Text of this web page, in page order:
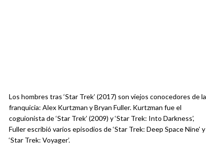
Los hombres tras ‘Star Trek’ (2017) son viejos conocedores de la
franquicia: Alex Kurtzman y Bryan Fuller. Kurtzman fue el
coguionista de ‘Star Trek’ (2009) y ‘Star Trek: Into Darkness’,
Fuller escribió varios episodios de ‘Star Trek: Deep Space Nine’ y
‘Star Trek: Voyager’.